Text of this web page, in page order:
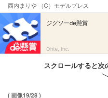
西内まりや （C）モデルプレス
ジグソーde懸賞
Ohte, Inc.
スクロールすると
( 画像19/28 )